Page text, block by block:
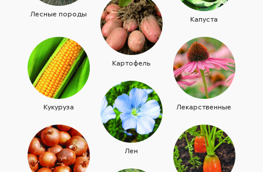
Лесные породы
Капуста
Картофель
Кукуруза Лекарственные
Лен